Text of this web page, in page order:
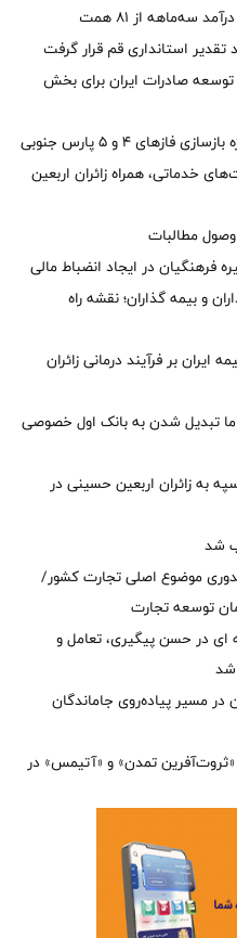
استانداری قم قرار گرفت
توسعه صادرات ایران برای بخش
۴ و ۵ پارس جنوبی
خدماتی، همراه زائران اربعین
مطالبات
در ایجاد انضباط مالی
و بیمه گذاران؛ نقشه راه
بر فرآیند درمانی زائران
ما تبدیل شدن به بانک اول خصوصی
زائران اربعین حسینی در
شد
موضوع اصلی تجارت کشور/
توسعه تجارت
ای در حسن پیگیری، تعامل و
شد
مسیر پیاده‌روی جاماندگان
تمدن» و «آتیمس» در